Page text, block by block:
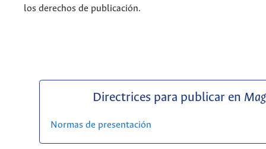
los derechos de publicación.
Directrices para publicar en
Normas de presentación